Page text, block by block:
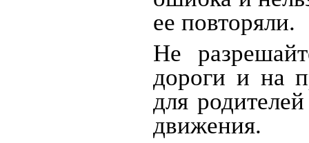
ее повторяли.
Не
дороги и на
для
движения.